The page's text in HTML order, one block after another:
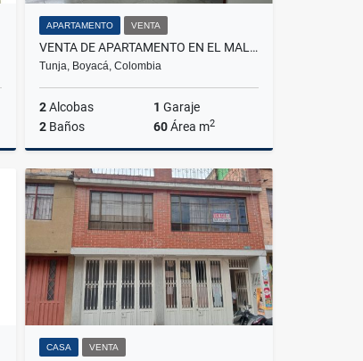
APARTAMENTO VENTA
VENTA DE APARTAMENTO EN EL MALDONADO TUNJA
Tunja, Boyacá, Colombia
2Alcobas 1 Garaje
2 Baños 60Área m2
Venta
$245.000.000
CASA VENTA